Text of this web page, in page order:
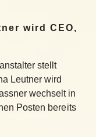
wird CEO,
stellt
Leutner wird
wechselt in
Posten bereits